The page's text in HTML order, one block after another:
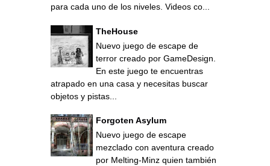
para cada uno de los niveles. Videos co...
TheHouse
Nuevo juego de escape de
terror creado por GameDesign.
En este juego te encuentras
atrapado en una casa y necesitas buscar
objetos y pistas...
Forgoten Asylum
Nuevo juego de escape
mezclado con aventura creado
por Melting-Minz quien también